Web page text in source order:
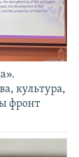
культура,
фронт